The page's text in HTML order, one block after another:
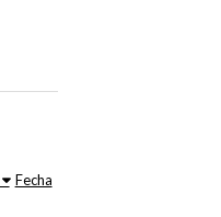
Fecha